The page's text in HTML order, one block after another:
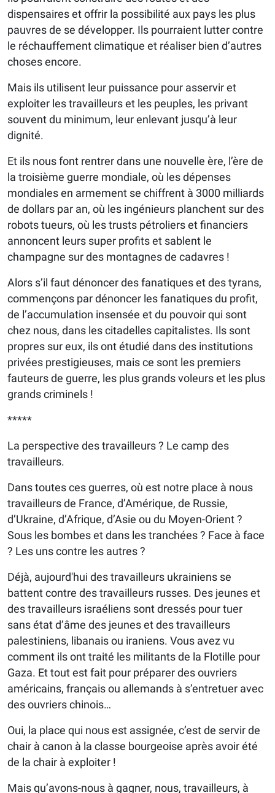
dispensaires et offrir la possibilité aux pays les plus
pauvres de se développer. Ils pourraient lutter contre
le réchauffement climatique et réaliser bien d’autres
choses encore.
Mais ils utilisent leur puissance pour asservir et
exploiter les travailleurs et les peuples, les privant
souvent du minimum, leur enlevant jusqu’à leur
dignité.
Et ils nous font rentrer dans une nouvelle ère, l’ère de
la troisième guerre mondiale, où les dépenses
mondiales en armement se chiffrent à 3000 milliards
de dollars par an, où les ingénieurs planchent sur des
robots tueurs, où les trusts pétroliers et financiers
annoncent leurs super profits et sablent le
champagne sur des montagnes de cadavres !
Alors s’il faut dénoncer des fanatiques et des tyrans,
commençons par dénoncer les fanatiques du profit,
de l’accumulation insensée et du pouvoir qui sont
chez nous, dans les citadelles capitalistes. Ils sont
propres sur eux, ils ont étudié dans des institutions
privées prestigieuses, mais ce sont les premiers
fauteurs de guerre, les plus grands voleurs et les plus
grands criminels !
*****
La perspective des travailleurs ? Le camp des
travailleurs.
Dans toutes ces guerres, où est notre place à nous
travailleurs de France, d’Amérique, de Russie,
d’Ukraine, d’Afrique, d’Asie ou du Moyen-Orient ?
Sous les bombes et dans les tranchées ? Face à face
? Les uns contre les autres ?
Déjà, aujourd'hui des travailleurs ukrainiens se
battent contre des travailleurs russes. Des jeunes et
des travailleurs israéliens sont dressés pour tuer
sans état d’âme des jeunes et des travailleurs
palestiniens, libanais ou iraniens. Vous avez vu
comment ils ont traité les militants de la Flotille pour
Gaza. Et tout est fait pour préparer des ouvriers
américains, français ou allemands à s’entretuer avec
des ouvriers chinois…
Oui, la place qui nous est assignée, c’est de servir de
chair à canon à la classe bourgeoise après avoir été
de la chair à exploiter !
Mais qu’avons-nous à gagner, nous, travailleurs, à